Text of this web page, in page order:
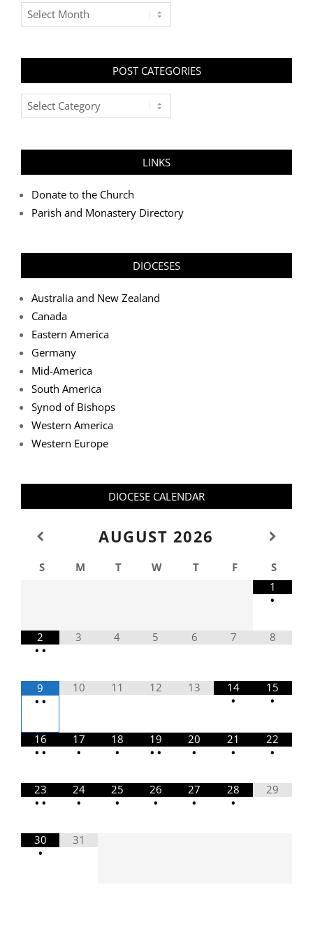
Archives
POST CATEGORIES
Post
Categories
LINKS
Donate to the Church
Parish and Monastery Directory
DIOCESES
Australia and New Zealand
Canada
Eastern America
Germany
Mid-America
South America
Synod of Bishops
Western America
Western Europe
DIOCESE CALENDAR
AUGUST 2026
S M T W T F
S
1
•
2
• •
3 4 5 6 7 8
9
• •
10 11 12 13
14
•
15
•
16
• •
17
•
18
•
19
• •
20
•
21
•
22
•
23
• •
24
•
25
•
26
•
27
•
28
•
29
30
•
31